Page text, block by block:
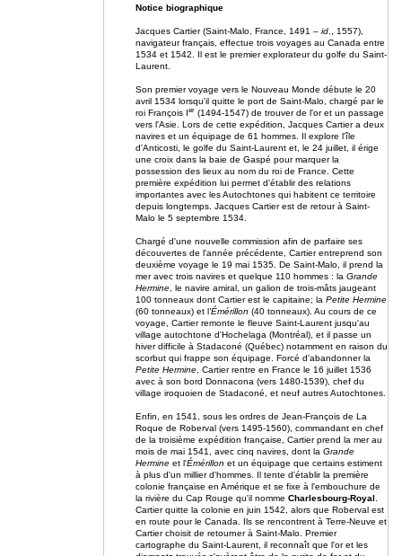
Notice biographique
Jacques Cartier (Saint-Malo, France, 1491 – id ., 1557),
navigateur français, effectue trois voyages au Canada entre
1534 et 1542. Il est le premier explorateur du golfe du Saint-
Laurent.
Son premier voyage vers le Nouveau Monde débute le 20
avril 1534 lorsqu'il quitte le port de Saint-Malo, chargé par le
roi François Ier (1494-1547) de trouver de l'or et un passage
vers l'Asie. Lors de cette expédition, Jacques Cartier a deux
navires et un équipage de 61 hommes. Il explore l'île
d'Anticosti, le golfe du Saint-Laurent et, le 24 juillet, il érige
une croix dans la baie de Gaspé pour marquer la
possession des lieux au nom du roi de France. Cette
première expédition lui permet d'établir des relations
importantes avec les Autochtones qui habitent ce territoire
depuis longtemps. Jacques Cartier est de retour à Saint-
Malo le 5 septembre 1534.
Chargé d'une nouvelle commission afin de parfaire ses
découvertes de l'année précédente, Cartier entreprend son
deuxième voyage le 19 mai 1535. De Saint-Malo, il prend la
mer avec trois navires et quelque 110 hommes : la Grande
Hermine , le navire amiral, un galion de trois-mâts jaugeant
100 tonneaux dont Cartier est le capitaine; la Petite Hermine
(60 tonneaux) et l'Émérillon (40 tonneaux). Au cours de ce
voyage, Cartier remonte le fleuve Saint-Laurent jusqu'au
village autochtone d'Hochelaga (Montréal), et il passe un
hiver difficile à Stadaconé (Québec) notamment en raison du
scorbut qui frappe son équipage. Forcé d'abandonner la
Petite Hermine , Cartier rentre en France le 16 juillet 1536
avec à son bord Donnacona (vers 1480-1539), chef du
village iroquoien de Stadaconé, et neuf autres Autochtones.
Enfin, en 1541, sous les ordres de Jean-François de La
Roque de Roberval (vers 1495-1560), commandant en chef
de la troisième expédition française, Cartier prend la mer au
mois de mai 1541, avec cinq navires, dont la Grande
Hermine et l'Émérillon et un équipage que certains estiment
à plus d'un millier d'hommes. Il tente d'établir la première
colonie française en Amérique et se fixe à l'embouchure de
la rivière du Cap Rouge qu'il nomme Charlesbourg-Royal
Cartier quitte la colonie en juin 1542, alors que Roberval est
en route pour le Canada. Ils se rencontrent à Terre-Neuve et
Cartier choisit de retourner à Saint-Malo. Premier
cartographe du Saint-Laurent, il reconnaît que l'or et les